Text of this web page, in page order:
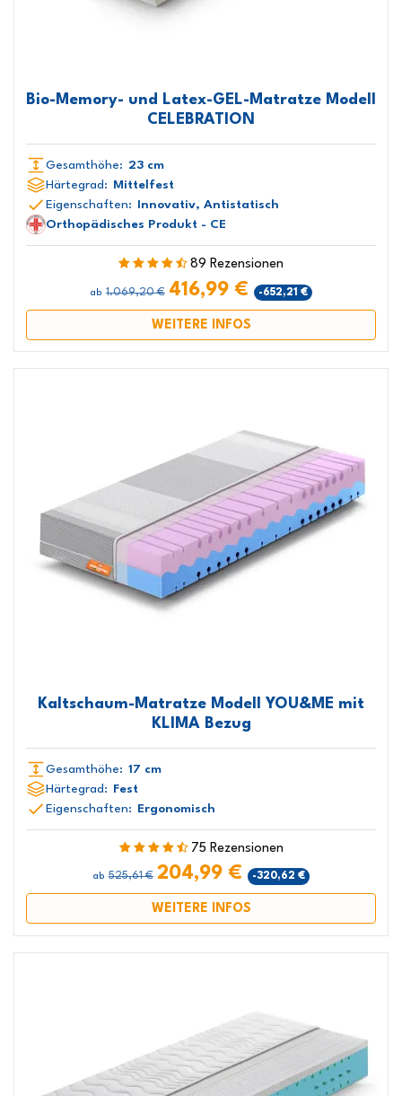
Bio-Memory- und Latex-GEL-Matratze Modell
CELEBRATION
Gesamthöhe: 23 cm
Härtegrad:
Mittelfest
Eigenschaften:
Innovativ, Antistatisch
Orthopädisches Produkt - CE
89 Rezensionen
ab 1.069,20 € 416,99 € -652,21 €
WEITERE INFOS
Kaltschaum-Matratze Modell YOU&ME mit
KLIMA Bezug
Gesamthöhe: 17 cm
Härtegrad: Fest
Eigenschaften: Ergonomisch
75 Rezensionen
ab 525,61 € 204,99 € -320,62 €
WEITERE INFOS